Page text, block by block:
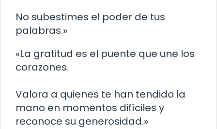
No subestimes el poder de tus
palabras.»
«La gratitud es el puente que une los
corazones.
Valora a quienes te han tendido la
mano en momentos difíciles y
reconoce su generosidad.»